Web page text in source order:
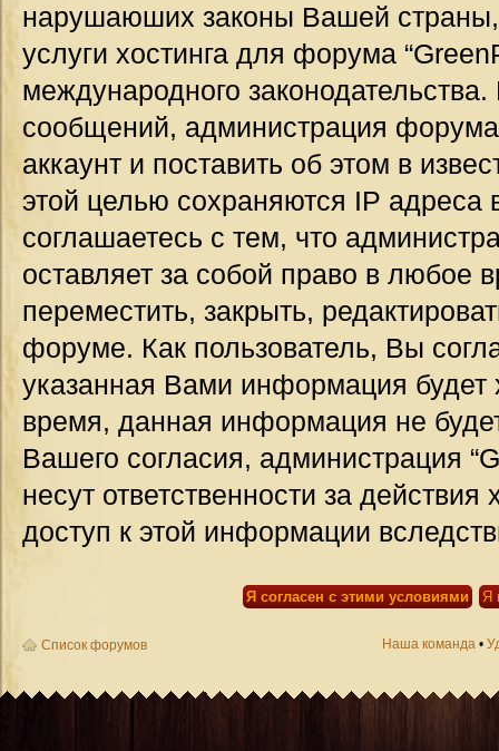
нарушаюших законы Вашей страны,
услуги хостинга для форума
международного
сообщений, администрация
аккаунт и поставить об этом в
этой целью сохраняются IP
соглашаетесь с тем, что
оставляет за собой право в любое
переместить, закрыть,
форуме. Как пользователь, Вы
указанная Вами информация будет
время, данная информация не
Вашего согласия, администрация
несут ответственности за
доступ к этой информации
Список форумов Наша команда •